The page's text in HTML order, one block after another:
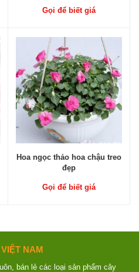
Gọi để biết giá
Hoa ngọc thảo hoa chậu treo
đẹp
Gọi để biết giá
NAM
bán lẻ các loại sản phẩm cây